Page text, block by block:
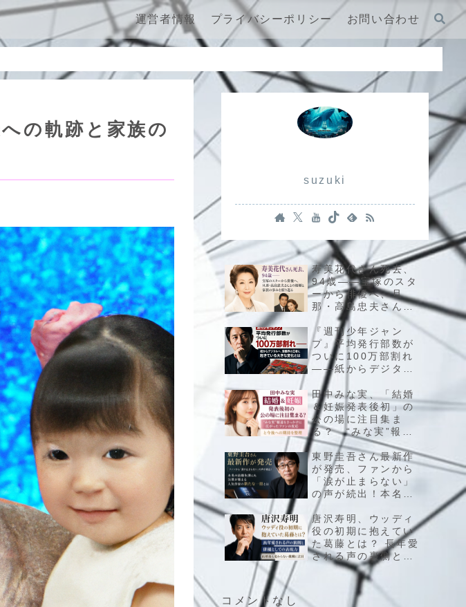
運営者情報 プライバシーポリシー お問い合わせ
の軌跡と家族の
suzuki
寿美花代さん死去、
94歳――宝塚のスタ
ーから俳優へ、旦
那・高島忠夫さんと
の結婚と家族の歩み
を振り返る
『週刊少年ジャン
プ』平均発行部数が
ついに100万部割れ
――紙からデジタル
へ、漫画界の王者に
起きている大きな変
化とは
田中みな実、「結婚
＆妊娠発表後初」の
公の場に注目集ま
る？ “みな実”報道
をきっかけに広がっ
たファンの反応と今
後への期待を整理
東野圭吾さん最新作
が発売、ファンから
「涙が止まらない」
の声が続出！本名や
結婚生活にも注目が
集まる人気作家の新
たな一冊とは
唐沢寿明、ウッディ
役の初期に抱えてい
た葛藤とは？ 長年愛
される声の裏側と俳
優としての表現力、
結婚後も変わらない
挑戦に注目
コメントなし